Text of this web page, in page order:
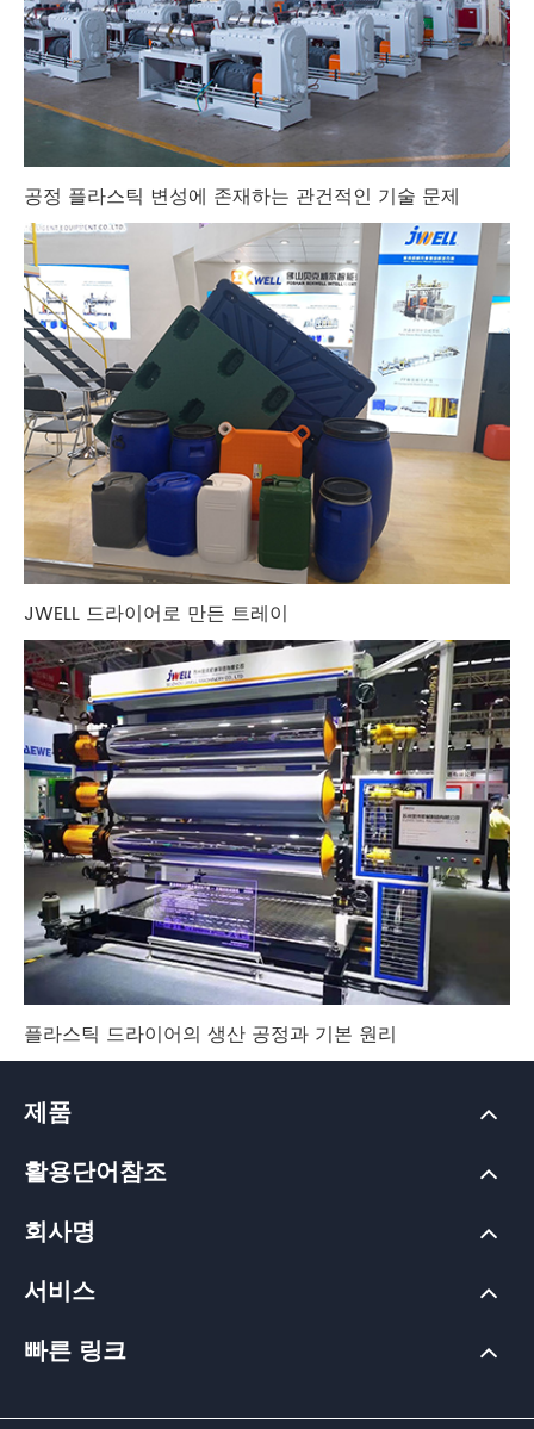
공정 플라스틱 변성에 존재하는 관건적인 기술 문제
JWELL 드라이어로 만든 트레이
플라스틱 드라이어의 생산 공정과 기본 원리
제품
활용단어참조
회사명
서비스
빠른 링크